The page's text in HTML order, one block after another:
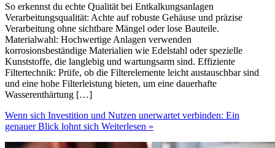
So erkennst du echte Qualität bei Entkalkungsanlagen
Verarbeitungsqualität: Achte auf robuste Gehäuse und präzise
Verarbeitung ohne sichtbare Mängel oder lose Bauteile.
Materialwahl: Hochwertige Anlagen verwenden
korrosionsbeständige Materialien wie Edelstahl oder spezielle
Kunststoffe, die langlebig und wartungsarm sind. Effiziente
Filtertechnik: Prüfe, ob die Filterelemente leicht austauschbar sind
und eine hohe Filterleistung bieten, um eine dauerhafte
Wasserenthärtung […]
Wenn sich Investition und Nutzen unerwartet verbinden: Ein
genauer Blick lohnt sich Weiterlesen »